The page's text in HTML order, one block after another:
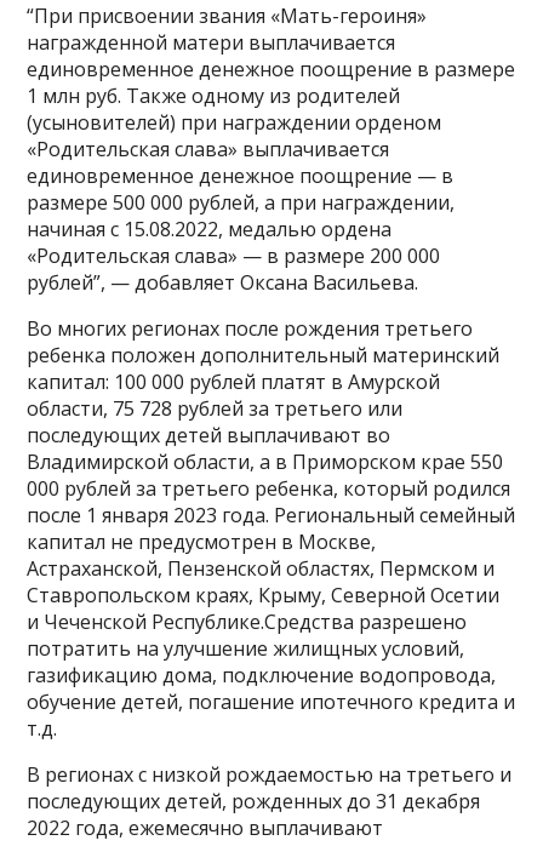
“При присвоении звания «Мать-героиня»
награжденной матери выплачивается
единовременное денежное поощрение в размере
1 млн руб. Также одному из родителей
(усыновителей) при награждении орденом
«Родительская слава» выплачивается
единовременное денежное поощрение — в
размере 500 000 рублей, а при награждении,
начиная с 15.08.2022, медалью ордена
«Родительская слава» — в размере 200 000
рублей”, — добавляет Оксана Васильева.
Во многих регионах после рождения третьего
ребенка положен дополнительный материнский
капитал: 100 000 рублей платят в Амурской
области, 75 728 рублей за третьего или
последующих детей выплачивают во
Владимирской области, а в Приморском крае 550
000 рублей за третьего ребенка, который родился
после 1 января 2023 года. Региональный семейный
капитал не предусмотрен в Москве,
Астраханской, Пензенской областях, Пермском и
Ставропольском краях, Крыму, Северной Осетии
и Чеченской Республике.Средства разрешено
потратить на улучшение жилищных условий,
газификацию дома, подключение водопровода,
обучение детей, погашение ипотечного кредита и
т.д.
В регионах с низкой рождаемостью на третьего и
последующих детей, рожденных до 31 декабря
2022 года, ежемесячно выплачивают